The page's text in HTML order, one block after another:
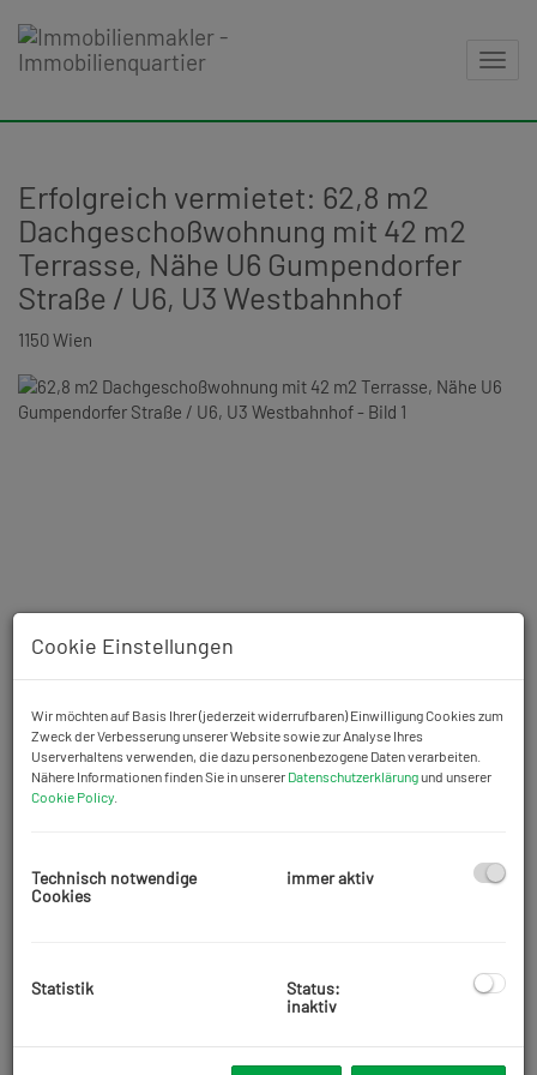
Erfolgreich vermietet: 62,8 m2
Dachgeschoßwohnung mit 42 m2
Terrasse, Nähe U6 Gumpendorfer
Straße / U6, U3 Westbahnhof
1150 Wien
Zu Vermieten steht eine 62,8 m2 große 2 Zimmer Wohnung im 5.
Stock mit einer42 m2 großen Terrasse. Die Mietwohnung
befindet sich in einem 2011 erbautenNeubauwohnhausin der
Cookie Einstellungen
Wir möchten auf Basis Ihrer (jederzeit widerrufbaren) Einwilligung Cookies zum
Zweck der Verbesserung unserer Website sowie zur Analyse Ihres
Userverhaltens verwenden, die dazu personenbezogene Daten verarbeiten.
Nähere Informationen finden Sie in unserer Datenschutzerklärungund unserer
Cookie Policy
Technisch notwendige
Cookies
immer aktiv
Statistik
Status:
inaktiv